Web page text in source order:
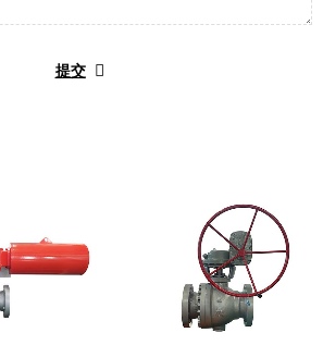
提交